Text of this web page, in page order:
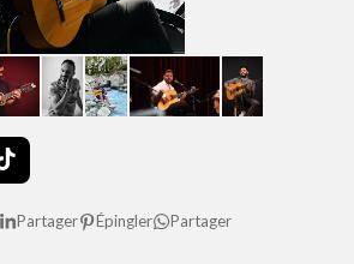
T
i
k
T
Partager Épingler Partager